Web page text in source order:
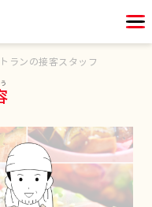
ランの接客スタッフ